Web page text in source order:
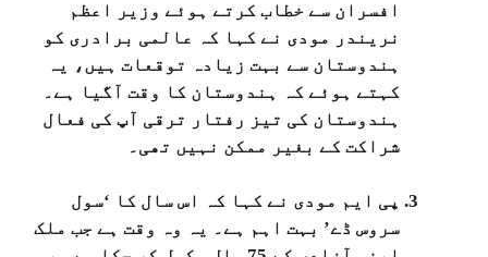
افسران سے خطاب کرتے ہوئے وزیر اعظم
نریندر مودی نے کہا کہ عالمی برادری کو
ہندوستان سے بہت زیادہ توقعات ہیں، یہ
کہتے ہوئے کہ ہندوستان کا وقت آگیا ہے۔
ہندوستان کی تیز رفتار ترقی آپ کی فعال
شراکت کے بغیر ممکن نہیں تھی۔
پی ایم مودی نے کہا کہ اس سال کا ‘سول
سروس ڈے’ بہت اہم ہے۔ یہ وہ وقت ہے جب ملک